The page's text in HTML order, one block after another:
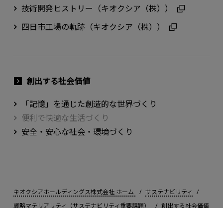
技術開発ヒストリー（キオクシア（株））
四⽇市⼯場の軌跡（キオクシア（株））
創出する社会価値
「記憶」を通じた創造的な世界づくり
便利で快適な生活づくり
安全・安心な社会・環境づくり
キオクシアホールディングス株式会社 ホーム
サステナビリティ
戦略マテリアリティ（サステナビリティ重要課題）
創出する社会価値